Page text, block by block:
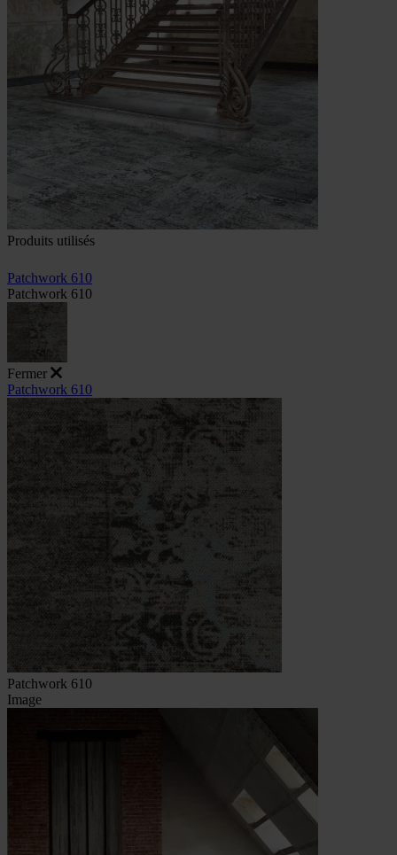
Produits utilisés
Patchwork 610
Patchwork 610
Fermer
Patchwork 610
Patchwork 610
Image